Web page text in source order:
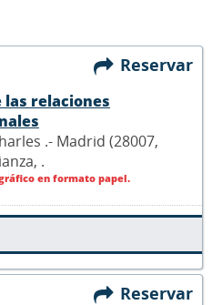
Reservar
las relaciones
.- Madrid (28007,
.
en formato papel.
Reservar